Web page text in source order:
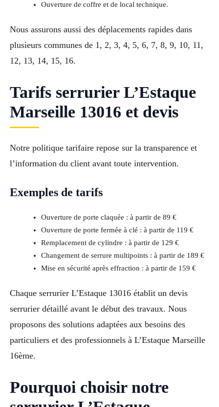
Ouverture de coffre et de local technique.
Nous assurons aussi des déplacements rapides dans
plusieurs communes de 1, 2, 3, 4, 5, 6, 7, 8, 9, 10, 11,
12, 13, 14, 15, 16.
Tarifs serrurier L’Estaque
Marseille 13016 et devis
Notre politique tarifaire repose sur la transparence et
l’information du client avant toute intervention.
Exemples de tarifs
Ouverture de porte claquée : à partir de 89 €
Ouverture de porte fermée à clé : à partir de 119 €
Remplacement de cylindre : à partir de 129 €
Changement de serrure multipoints : à partir de 189 €
Mise en sécurité après effraction : à partir de 159 €
Chaque serrurier L’Estaque 13016 établit un devis
serrurier détaillé avant le début des travaux. Nous
proposons des solutions adaptées aux besoins des
particuliers et des professionnels à L’Estaque Marseille
16ème.
Pourquoi choisir notre